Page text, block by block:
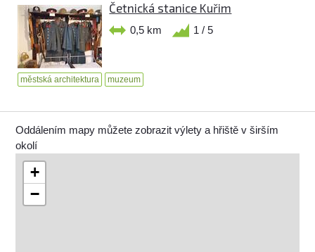
Četnická stanice Kuřim
0,5 km 1 / 5
městská architektura muzeum
Oddálením mapy můžete zobrazit výlety a hřiště v širším
okolí
+
−